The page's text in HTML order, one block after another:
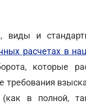
виды и
расчетах в
которые
(как в полной,